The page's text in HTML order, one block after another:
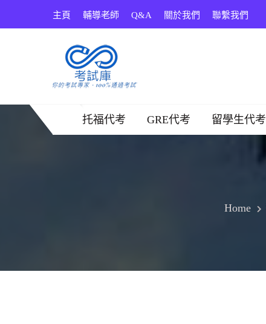
主頁 輔導老師 Q&A 關於我們 聯繫我們
托福代考 GRE代考 留學生代考
Home